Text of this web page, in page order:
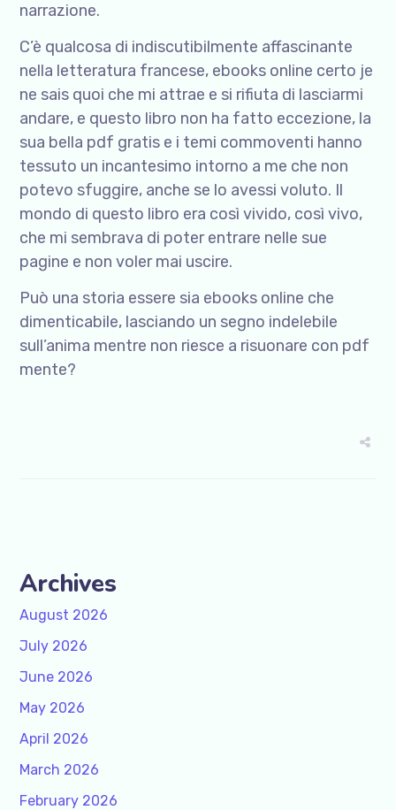
narrazione.
C’è qualcosa di indiscutibilmente affascinante
nella letteratura francese, ebooks online certo je
ne sais quoi che mi attrae e si rifiuta di lasciarmi
andare, e questo libro non ha fatto eccezione, la
sua bella pdf gratis e i temi commoventi hanno
tessuto un incantesimo intorno a me che non
potevo sfuggire, anche se lo avessi voluto. Il
mondo di questo libro era così vivido, così vivo,
che mi sembrava di poter entrare nelle sue
pagine e non voler mai uscire.
Può una storia essere sia ebooks online che
dimenticabile, lasciando un segno indelebile
sull’anima mentre non riesce a risuonare con pdf
mente?
Archives
August 2026
July 2026
June 2026
May 2026
April 2026
March 2026
February 2026